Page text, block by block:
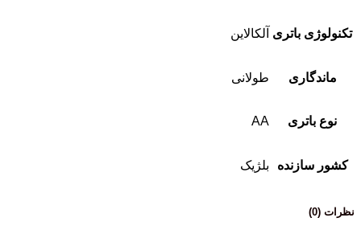
تکنولوژی باتری آلکالاین
ماندگاری طولانی
نوع باتری AA
کشور سازنده بلژیک
نظرات (0)